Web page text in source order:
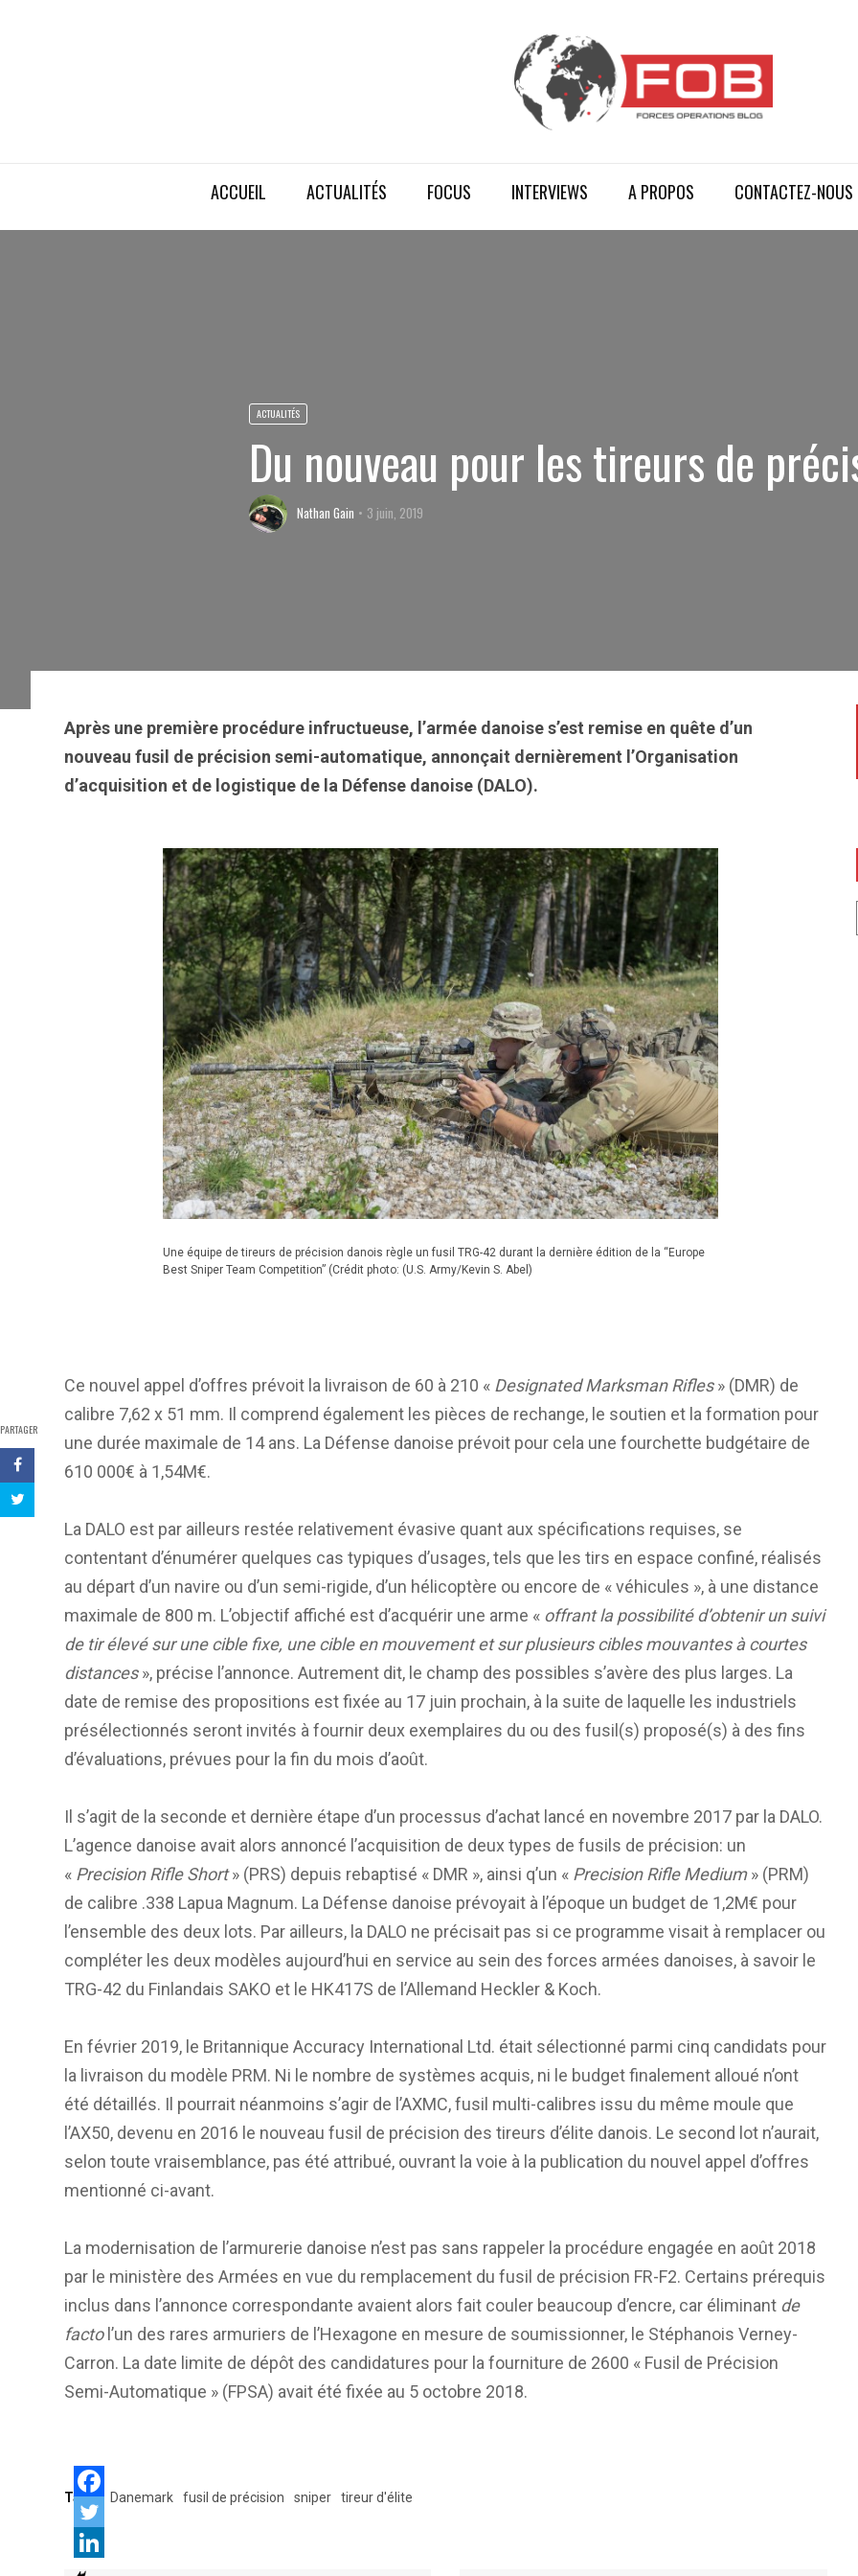
ACCUEIL ACTUALITÉS FOCUS INTERVIEWS A PROPOS CONTACTEZ-NOUS
ACTUALITÉS
Du nouveau pour les tireurs de
Nathan Gain 3 juin, 2019
PARTAGER
Après une première procédure infructueuse, l’armée danoise s’est remise en quête d’un
nouveau fusil de précision semi-automatique, annonçait dernièrement l’Organisation
d’acquisition et de logistique de la Défense danoise (DALO).
Une équipe de tireurs de précision danois règle un fusil TRG-42 durant la dernière édition de la “Europe
Best Sniper Team Competition” (Crédit photo: (U.S. Army/Kevin S. Abel)
Ce nouvel appel d’offres prévoit la livraison de 60 à 210 « Designated Marksman Rifles» (DMR) de
calibre 7,62 x 51 mm. Il comprend également les pièces de rechange, le soutien et la formation pour
une durée maximale de 14 ans. La Défense danoise prévoit pour cela une fourchette budgétaire de
610 000€ à 1,54M€.
La DALO est par ailleurs restée relativement évasive quant aux spécifications requises, se
contentant d’énumérer quelques cas typiques d’usages, tels que les tirs en espace confiné, réalisés
au départ d’un navire ou d’un semi-rigide, d’un hélicoptère ou encore de « véhicules », à une distance
maximale de 800 m. L’objectif affiché est d’acquérir une arme « offrant la possibilité d’obtenir un suivi
de tir élevé sur une cible fixe, une cible en mouvement et sur plusieurs cibles mouvantes à courtes
distances», précise l’annonce. Autrement dit, le champ des possibles s’avère des plus larges. La
date de remise des propositions est fixée au 17 juin prochain, à la suite de laquelle les industriels
présélectionnés seront invités à fournir deux exemplaires du ou des fusil(s) proposé(s) à des fins
d’évaluations, prévues pour la fin du mois d’août.
Il s’agit de la seconde et dernière étape d’un processus d’achat lancé en novembre 2017 par la DALO.
L’agence danoise avait alors annoncé l’acquisition de deux types de fusils de précision: un
« Precision Rifle Short» (PRS) depuis rebaptisé « DMR », ainsi q’un « Precision Rifle Medium» (PRM)
de calibre .338 Lapua Magnum. La Défense danoise prévoyait à l’époque un budget de 1,2M€ pour
l’ensemble des deux lots. Par ailleurs, la DALO ne précisait pas si ce programme visait à remplacer ou
compléter les deux modèles aujourd’hui en service au sein des forces armées danoises, à savoir le
TRG-42 du Finlandais SAKO et le HK417S de l’Allemand Heckler & Koch.
En février 2019, le Britannique Accuracy International Ltd. était sélectionné parmi cinq candidats pour
la livraison du modèle PRM. Ni le nombre de systèmes acquis, ni le budget finalement alloué n’ont
été détaillés. Il pourrait néanmoins s’agir de l’AXMC, fusil multi-calibres issu du même moule que
l’AX50, devenu en 2016 le nouveau fusil de précision des tireurs d’élite danois. Le second lot n’aurait,
selon toute vraisemblance, pas été attribué, ouvrant la voie à la publication du nouvel appel d’offres
mentionné ci-avant.
La modernisation de l’armurerie danoise n’est pas sans rappeler la procédure engagée en août 2018
par le ministère des Armées en vue du remplacement du fusil de précision FR-F2. Certains prérequis
inclus dans l’annonce correspondante avaient alors fait couler beaucoup d’encre, car éliminant de
factol’un des rares armuriers de l’Hexagone en mesure de soumissionner, le Stéphanois Verney-
Carron. La date limite de dépôt des candidatures pour la fourniture de 2600 « Fusil de Précision
Semi-Automatique » (FPSA) avait été fixée au 5 octobre 2018.
Tags: Danemark fusil de précision sniper tireur d'élite